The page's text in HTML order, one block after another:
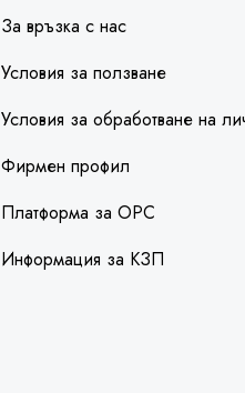
За връзка с нас
Условия за ползване
Условия за обработване на
Фирмен профил
Платформа за ОРС
Информация за КЗП